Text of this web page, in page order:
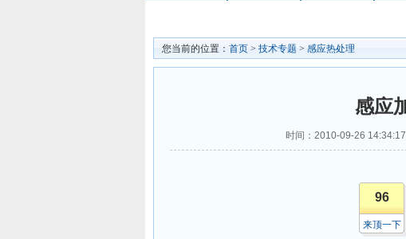
您当前的位置： 首页 > 技术专题 > 感应热处理
感应
时间：2010-09-26
96
来顶一下